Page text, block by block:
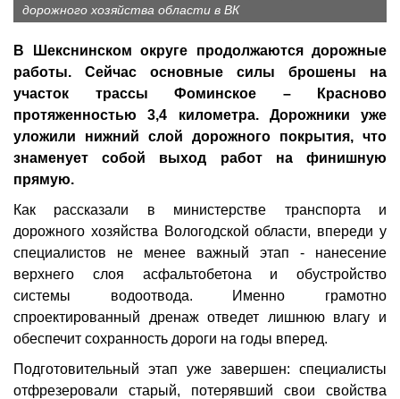
дорожного хозяйства области в ВК
В Шекснинском округе продолжаются дорожные
работы. Сейчас основные силы брошены на
участок трассы Фоминское – Красново
протяженностью 3,4 километра. Дорожники уже
уложили нижний слой дорожного покрытия, что
знаменует собой выход работ на финишную
прямую.
Как рассказали в министерстве транспорта и
дорожного хозяйства Вологодской области, впереди у
специалистов не менее важный этап - нанесение
верхнего слоя асфальтобетона и обустройство
системы водоотвода. Именно грамотно
спроектированный дренаж отведет лишнюю влагу и
обеспечит сохранность дороги на годы вперед.
Подготовительный этап уже завершен: специалисты
отфрезеровали старый, потерявший свои свойства